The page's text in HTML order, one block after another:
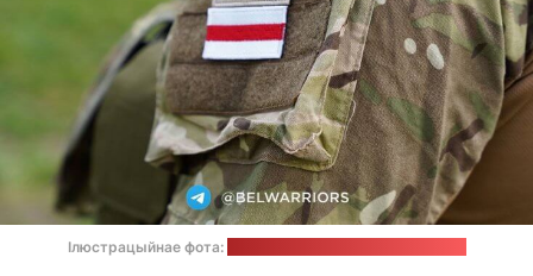
Ілюстрацыйнае фота: